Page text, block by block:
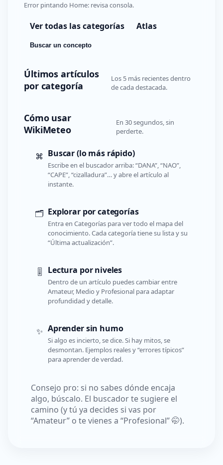
Error pintando Home: revisa consola.
Ver todas las categorías Atlas
Buscar un concepto
Últimos artículos
por categoría
Los 5 más recientes dentro
de cada destacada.
Cómo usar
WikiMeteo
En 30 segundos, sin
perderte.
⌘ Buscar (lo más rápido)
Escribe en el buscador arriba: “DANA”, “NAO”,
“CAPE”, “cizalladura”… y abre el artículo al
instante.
🗂️ Explorar por categorías
Entra en Categorías para ver todo el mapa del
conocimiento. Cada categoría tiene su lista y su
“Última actualización”.
🎚️ Lectura por niveles
Dentro de un artículo puedes cambiar entre
Amateur, Medio y Profesional para adaptar
profundidad y detalle.
✨ Aprender sin humo
Si algo es incierto, se dice. Si hay mitos, se
desmontan. Ejemplos reales y “errores típicos”
para aprender de verdad.
Consejo pro: si no sabes dónde encaja
algo, búscalo. El buscador te sugiere el
camino (y tú ya decides si vas por
“Amateur” o te vienes a “Profesional” 🤭).